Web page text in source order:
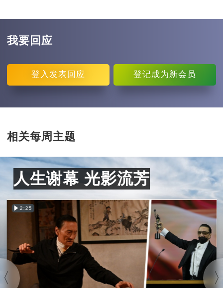
我要回应
登入 发表回应 登记成为新会员
相关每周主题
人生谢幕 光影流芳
2:25